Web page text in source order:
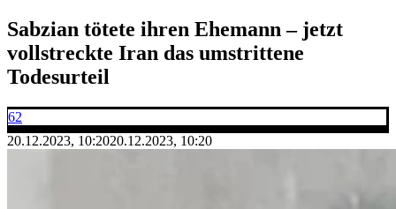
Sabzian tötete ihren Ehemann – jetzt
vollstreckte Iran das umstrittene
Todesurteil
62
20.12.2023, 10:2020.12.2023, 10:20